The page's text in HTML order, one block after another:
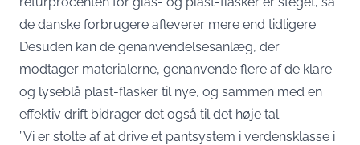
de danske forbrugere afleverer mere end tidligere.
Desuden kan de genanvendelsesanlæg, der
modtager materialerne, genanvende flere af de klare
og lyseblå plast-flasker til nye, og sammen med en
effektiv drift bidrager det også til det høje tal.
”Vi er stolte af at drive et pantsystem i verdensklasse i